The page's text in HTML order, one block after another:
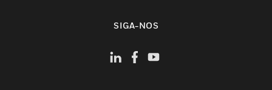
SIGA-NOS